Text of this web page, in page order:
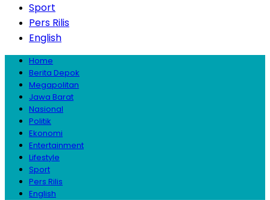
Sport
Pers Rilis
English
Home
Berita Depok
Megapolitan
Jawa Barat
Nasional
Politik
Ekonomi
Entertainment
Lifestyle
Sport
Pers Rilis
English